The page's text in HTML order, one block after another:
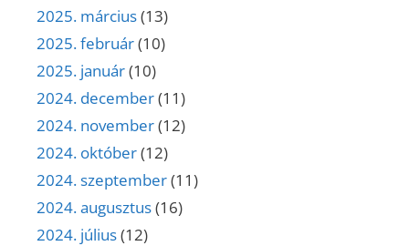
2025. március(13)
2025. február(10)
2025. január(10)
2024. december(11)
2024. november(12)
2024. október(12)
2024. szeptember(11)
2024. augusztus(16)
2024. július(12)